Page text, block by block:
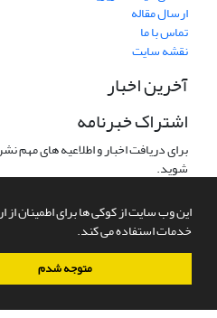
این وب سایت از کوکی ها برای اطمینان از
خدمات استفاده می کند.
متوجه شدم
ارسال مقاله
تماس با ما
نقشه سایت
آخرین اخبار
اشتراک خبرنامه
برای دریافت اخبار و اطلاعیه های مهم
شوید.
سامانه مدیریت نشریات علمی.طراحی و